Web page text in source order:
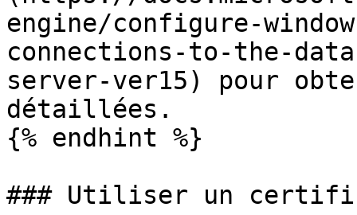
engine/configure-
connections-to-the-
server-ver15) pour
détaillées.
{% endhint %}
### Utiliser un